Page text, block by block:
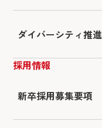
ダイバーシティ推進
採用情報
新卒採用募集要項